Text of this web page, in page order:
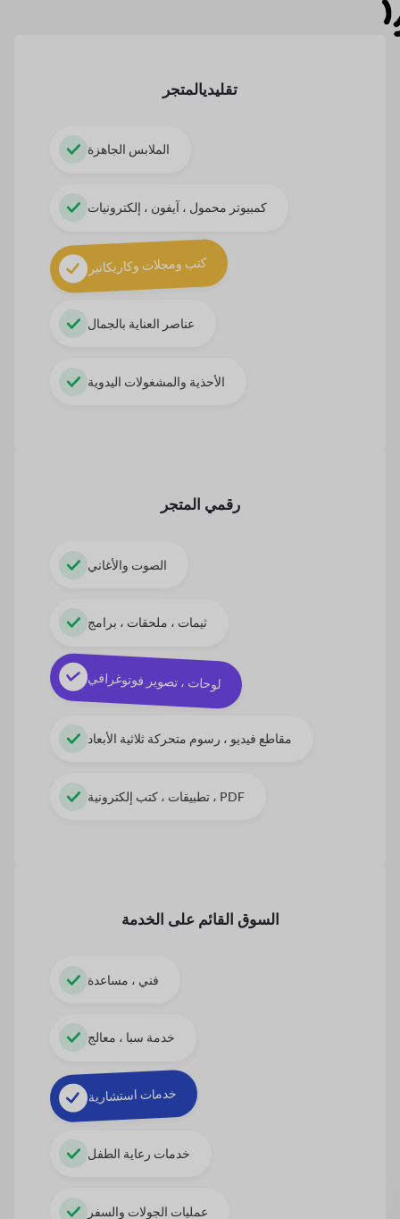
تقليديالمتجر
الملابس الجاهزة
كمبيوتر محمول ، آيفون ، إلكترونيات
كتب ومجلات وكاريكاتير
عناصر العناية بالجمال
الأحذية والمشغولات اليدوية
رقمي المتجر
الصوت والأغاني
ثيمات ، ملحقات ، برامج
لوحات ، تصوير فوتوغرافي
مقاطع فيديو ، رسوم متحركة ثلاثية الأبعاد
تطبيقات ، كتب إلكترونية ، PDF
السوق القائم على الخدمة
فني ، مساعدة
خدمة سبا ، معالج
خدمات استشارية
خدمات رعاية الطفل
عمليات الجولات والسفر